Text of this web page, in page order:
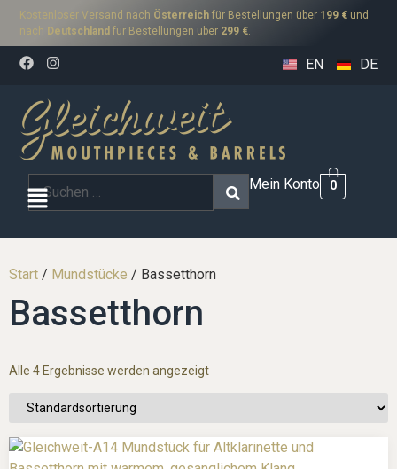
Kostenloser Versand nach Österreich für Bestellungen über 199 € und
nach Deutschland für Bestellungen über 299 €.
EN DE
Mein Konto 0
Start / Mundstücke / Bassetthorn
Bassetthorn
Alle 4 Ergebnisse werden angezeigt